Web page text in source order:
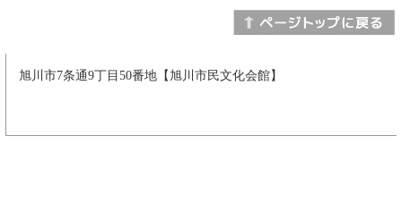
旭川市7条通9丁目50番地【旭川市民文化会館】